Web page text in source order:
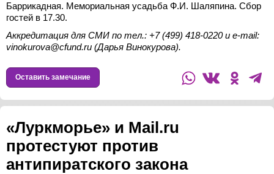
Баррикадная. Мемориальная усадьба Ф.И. Шаляпина. Сбор
гостей в 17.30.
Аккредитация для СМИ по тел.: +7 (499) 418-0220 и e-mail:
vinokurova@cfund.ru (Дарья Винокурова).
Оставить замечание
«Луркморье» и Mail.ru
протестуют против
антипиратского закона